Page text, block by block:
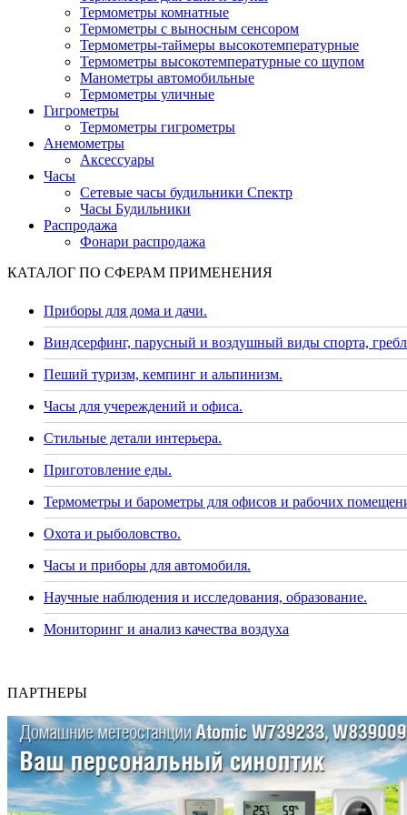
Термометры комнатные
Термометры с выносным сенсором
Термометры-таймеры высокотемпературные
Термометры высокотемпературные со щупом
Манометры автомобильные
Термометры уличные
Гигрометры
Термометры гигрометры
Анемометры
Аксессуары
Часы
Сетевые часы будильники Спектр
Часы Будильники
Распродажа
Фонари распродажа
КАТАЛОГ ПО СФЕРАМ ПРИМЕНЕНИЯ
Приборы для дома и дачи.
Виндсерфинг, парусный и воздушный виды спорта,
Пеший туризм, кемпинг и альпинизм.
Часы для учереждений и офиса.
Стильные детали интерьера.
Приготовление еды.
Термометры и барометры для офисов и рабочих
Охота и рыболовство.
Часы и приборы для автомобиля.
Научные наблюдения и исследования, образование.
Мониторинг и анализ качества воздуха
ПАРТНЕРЫ